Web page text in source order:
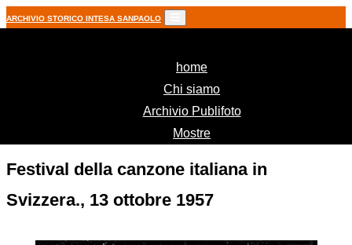
ARCHIVIO STORICO INTESA SANPAOLO
home(current)
Chi siamo
Archivio Publifoto
Mostre
Festival della canzone italiana in
Svizzera., 13 ottobre 1957